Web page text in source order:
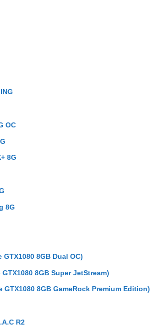
OC
8G
8G
GTX1080 8GB Dual OC)
8GB Super JetStream)
GTX1080 8GB GameRock Premium Edition)
R2